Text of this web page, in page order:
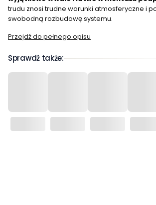
trudu znosi trudne warunki atmosferyczne i
swobodną rozbudowę systemu.
Przejdź do pełnego opisu
Sprawdź także: